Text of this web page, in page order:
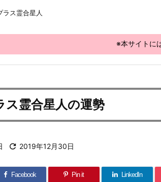
ラス霊合星人
※本サイトに
ス霊合星人の運勢
 2019年12月30日
Facebook Pin it LinkedIn